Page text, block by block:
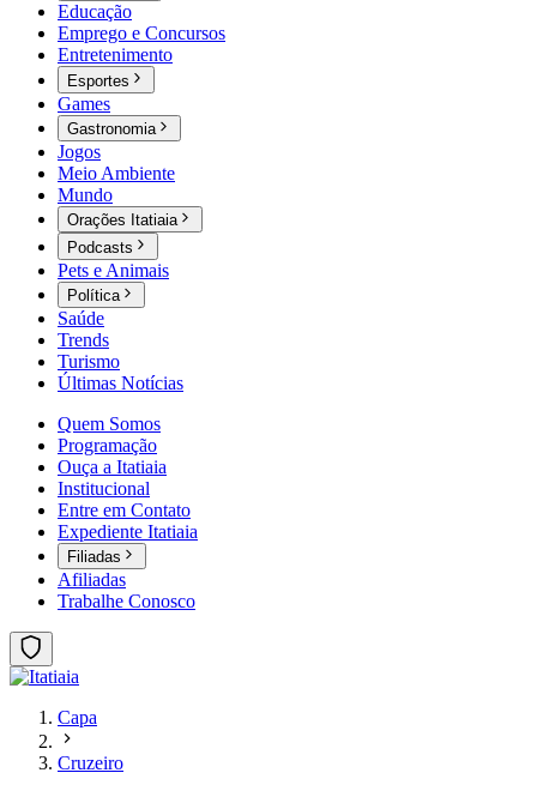
Educação
Emprego e Concursos
Entretenimento
Esportes
Games
Gastronomia
Jogos
Meio Ambiente
Mundo
Orações Itatiaia
Podcasts
Pets e Animais
Política
Saúde
Trends
Turismo
Últimas Notícias
Quem Somos
Programação
Ouça a Itatiaia
Institucional
Entre em Contato
Expediente Itatiaia
Filiadas
Afiliadas
Trabalhe Conosco
Capa
Cruzeiro